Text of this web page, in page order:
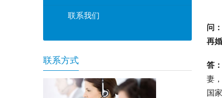
问
再
答：
妻
国
联系我们
联系方式